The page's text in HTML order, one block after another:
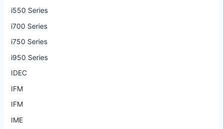
i550 Series
i700 Series
i750 Series
i950 Series
IDEC
IFM
IFM
IME